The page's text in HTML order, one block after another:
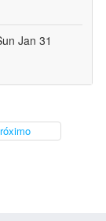
Jan 31